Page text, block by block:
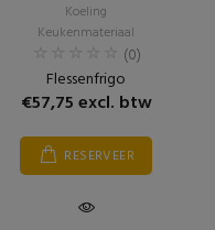
Koeling
Keukenmateriaal
(0)
Flessenfrigo
€57,75 excl. btw
RESERVEER